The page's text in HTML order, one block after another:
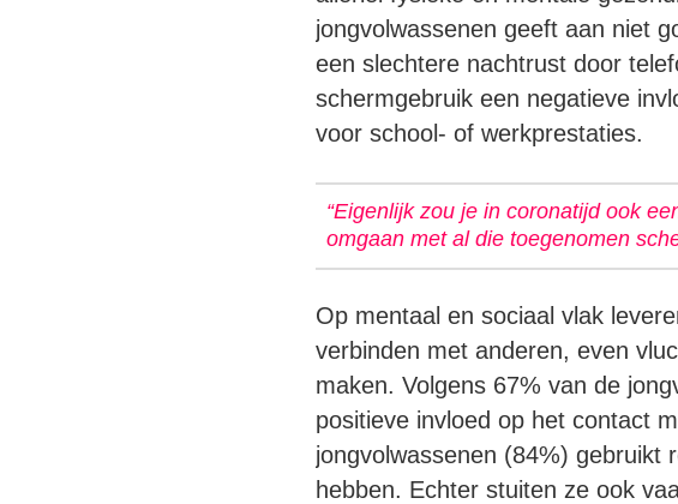
jongvolwassenen geeft aan niet
een slechtere nachtrust door
schermgebruik een negatieve
voor school- of werkprestaties.
“Eigenlijk zou je in coronatijd ook
omgaan met al die toegenomen
Op mentaal en sociaal vlak
verbinden met anderen, even
maken. Volgens 67% van de
positieve invloed op het contact
jongvolwassenen (84%) gebruikt
hebben. Echter stuiten ze ook